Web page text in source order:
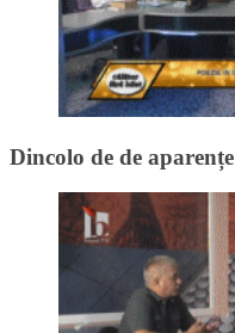
Dincolo de de aparențe